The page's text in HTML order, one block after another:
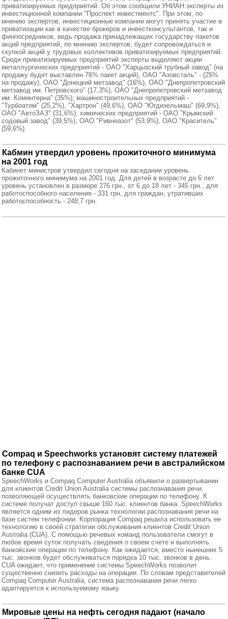
приватизируемых предприятий. Об этом сообщили УНИАН эксперты из
инвестиционной компании "Проспект инвестментс". При этом, по
мнению экспертов, инвестиционные компании могут принять участие в
приватизации как в качестве брокеров и инвестконсультантов, так и
финпосредников, ведь продажа принадлежащих государству пакетов
акций предприятий, по мнению экспертов, будет сопровождаться и
скупкой акций у трудовых коллективов приватизируемых предприятий.
Среди приватизируемых предприятий эксперты выделяют акции
металлургических предприятий - ОАО "Харцызский трубный завод" (на
продажу будет выставлен 76% пакет акций), ОАО "Азовсталь" - (25%
на продажу), ОАО "Донецкий метзавод" (16%), ОАО "Днепропетровский
метзавод им. Петровского" (17,3%), ОАО "Днепропетровский метзавод
им. Коминтерна" (35%); машиностроительных предприятий -
"Турбоатом" (25,2%), "Хартрон" (49,6%), ОАО "Югдизельмаш" (69,9%),
ОАО "АвтоЗАЗ" (31,6%); химических предприятий - ОАО "Крымский
содовый завод" (39,5%), ОАО "Ривнеазот" (53,9%), ОАО "Краситель"
(59,6%).
Кабмин утвердил уровень прожиточного минимума
на 2001 год
Кабинет министров утвердил сегодня на заседании уровень
прожиточного минимума на 2001 год. Для детей в возрасте до 6 лет
уровень установлен в размере 276 грн., от 6 до 18 лет - 345 грн., для
работоспособного населения - 331 грн, для граждан, утративших
работоспособность - 248,7 грн.
Compaq и Speechworks установят систему платежей
по телефону с распознаванием речи в австралийском
банке CUA
SpeechWorks и Compaq Computer Australia объявили о развертывании
для клиентов Credit Union Australia системы распознавания речи,
позволяющей осуществлять банковские операции по телефону. К
системе получат доступ свыше 160 тыс. клиентов банка. SpeechWorks
является одним из лидеров рынка технологии распознавания речи на
базе систем телефонии. Корпорация Compaq решила использовать ее
технологию в своей стратегии обслуживания клиентов Credit Union
Australia (CUA). С помощью речевых команд пользователи смогут в
любое время суток получать сведения о своем счете и выполнять
банковские операции по телефону. Как ожидается, вместо нынешних 5
тыс. звонков будет обслуживаться порядка 10 тыс. звонков в день.
CUA ожидает, что применение системы SpeechWorks позволит
существенно снизить расходы на операции. По словам представителей
Compaq Computer Australia, система распознавания речи легко
адаптируется к используемому языку.
Мировые цены на нефть сегодня падают (начало